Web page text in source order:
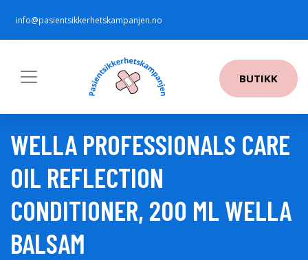
info@pasientsikkerhetskampanjen.no
BUTIKK
WELLA PROFESSIONALS CARE
OIL REFLECTION
CONDITIONER, 200 ML WELLA
BALSAM